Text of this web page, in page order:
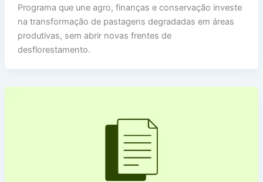
Programa que une agro, finanças e conservação investe
na transformação de pastagens degradadas em áreas
produtivas, sem abrir novas frentes de
desflorestamento.